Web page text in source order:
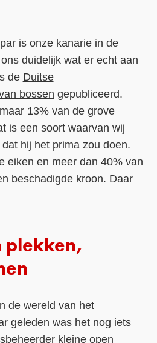
is onze kanarie in de
duidelijk wat er echt aan
de Duitse
bossen gepubliceerd.
13% van de grove
is een soort waarvan wij
hij het prima zou doen.
eiken en meer dan 40% van
beschadigde kroon. Daar
plekken,
de wereld van het
geleden was het nog iets
kleine open